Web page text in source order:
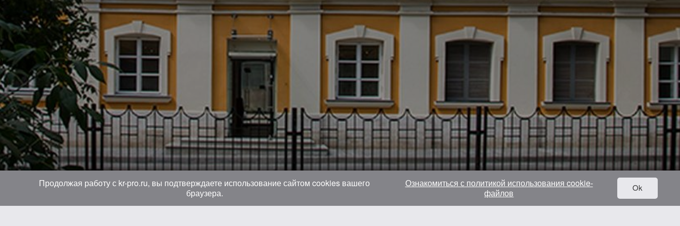
Продолжая работу с kr-pro.ru, вы подтверждаете использование сайтом cookies вашего
браузера.
Ознакомиться с политикой использования cookie-
файлов
Ok